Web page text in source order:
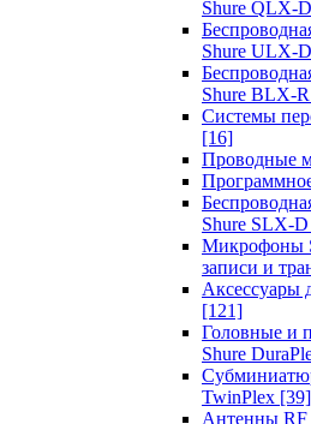
Shure QLX-D
Shure ULX-D
Shure BLX-R
Системы
[16]
Проводные
Shure SLX-D
Микрофоны
записи и
Аксессуары
[121]
Головные и
Shure
TwinPlex [39]
Антенны RF